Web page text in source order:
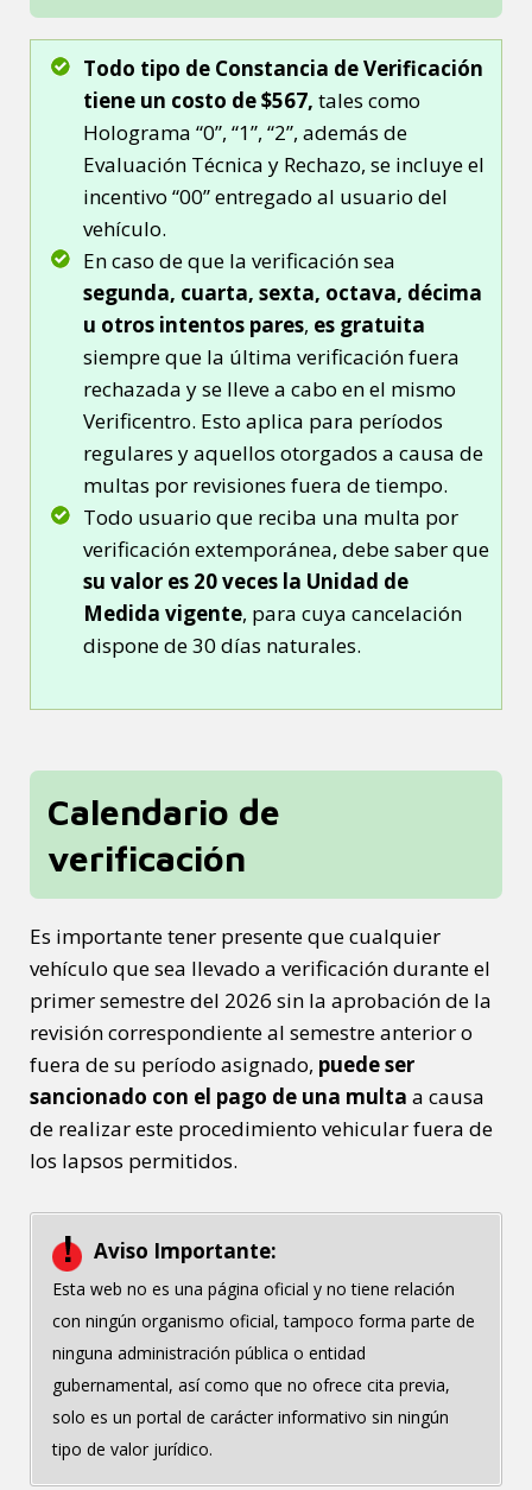
Todo tipo de Constancia de Verificación
tiene un costo de $567, tales como
Holograma “0”, “1”, “2”, además de
Evaluación Técnica y Rechazo, se incluye el
incentivo “00” entregado al usuario del
vehículo.
En caso de que la verificación sea
segunda, cuarta, sexta, octava, décima
u otros intentos pares, es gratuita
siempre que la última verificación fuera
rechazada y se lleve a cabo en el mismo
Verificentro. Esto aplica para períodos
regulares y aquellos otorgados a causa de
multas por revisiones fuera de tiempo.
Todo usuario que reciba una multa por
verificación extemporánea, debe saber que
su valor es 20 veces la Unidad de
Medida vigente, para cuya cancelación
dispone de 30 días naturales.
Calendario de
verificación
Es importante tener presente que cualquier
vehículo que sea llevado a verificación durante el
primer semestre del 2026 sin la aprobación de la
revisión correspondiente al semestre anterior o
fuera de su período asignado, puede ser
sancionado con el pago de una multa a causa
de realizar este procedimiento vehicular fuera de
los lapsos permitidos.
Aviso Importante:
Esta web no es una página oficial y no tiene relación
con ningún organismo oficial, tampoco forma parte de
ninguna administración pública o entidad
gubernamental, así como que no ofrece cita previa,
solo es un portal de carácter informativo sin ningún
tipo de valor jurídico.